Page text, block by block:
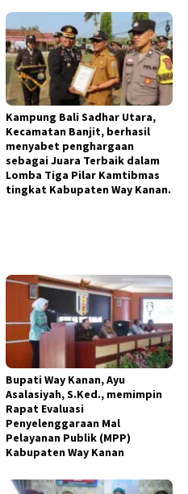
Kampung Bali Sadhar Utara,
Kecamatan Banjit, berhasil
menyabet penghargaan
sebagai Juara Terbaik dalam
Lomba Tiga Pilar Kamtibmas
tingkat Kabupaten Way Kanan.
Bupati Way Kanan, Ayu
Asalasiyah, S.Ked., memimpin
Rapat Evaluasi
Penyelenggaraan Mal
Pelayanan Publik (MPP)
Kabupaten Way Kanan